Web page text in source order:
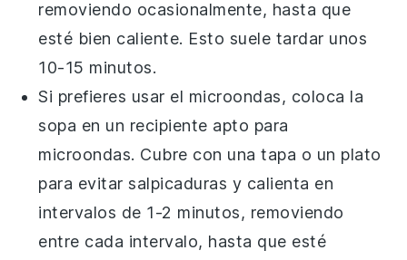
removiendo ocasionalmente, hasta que
esté bien caliente. Esto suele tardar unos
10-15 minutos.
Si prefieres usar el microondas, coloca la
sopa en un recipiente apto para
microondas. Cubre con una tapa o un plato
para evitar salpicaduras y calienta en
intervalos de 1-2 minutos, removiendo
entre cada intervalo, hasta que esté